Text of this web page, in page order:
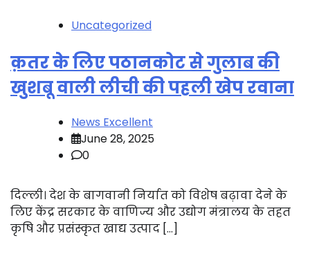
Uncategorized
क़तर के लिए पठानकोट से गुलाब की
खुशबू वाली लीची की पहली खेप रवाना
News Excellent
June 28, 2025
0
दिल्ली। देश के बागवानी निर्यात को विशेष बढ़ावा देने के
लिए केंद्र सरकार के वाणिज्य और उद्योग मंत्रालय के तहत
कृषि और प्रसंस्कृत खाद्य उत्पाद […]